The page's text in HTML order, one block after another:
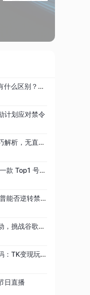
TikTok 和 TikTok Lite 有什么区别？2026年运营者该用哪个？
计划应对禁令
TikTok直播带货话术技巧解析，无直播经验的团队一定要看，核心为贴合目标市场真实
TikTok Shop 美区 分析一款 Top1 号产品
TikTok 重返美国，特朗普能否逆转禁令局面？
TikTok推出搜索广告活动，挑战谷歌的搜索广告市场
深度揭秘TikTok流量密码：TK变现玩法大赏
日直播